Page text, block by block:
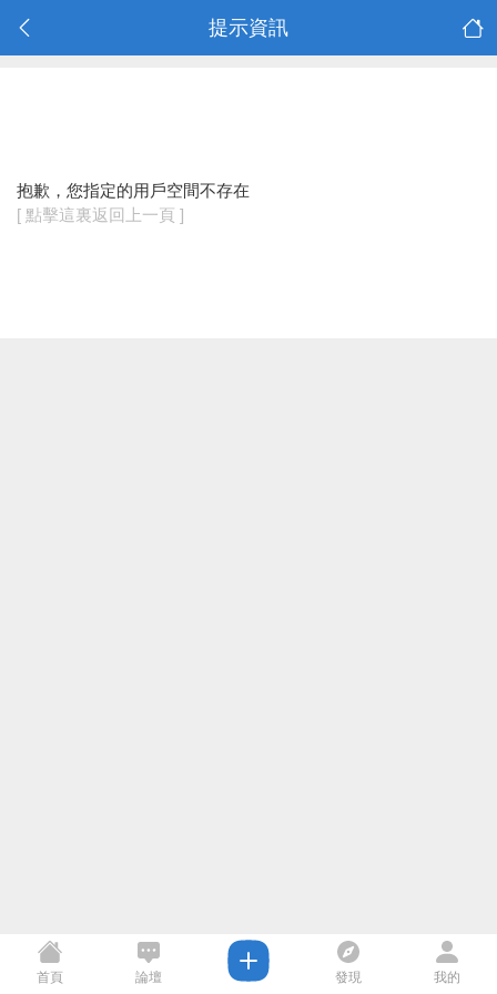
提示資訊
抱歉，您指定的用戶空間不存在
[ 點擊這裏返回上一頁 ]
首頁 論壇 發現 我的